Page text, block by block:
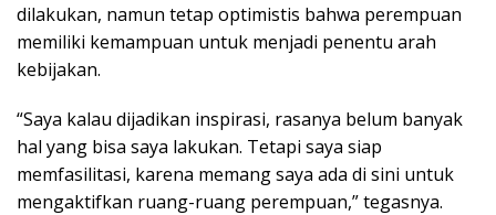
dilakukan, namun tetap optimistis bahwa perempuan
memiliki kemampuan untuk menjadi penentu arah
kebijakan.
“Saya kalau dijadikan inspirasi, rasanya belum banyak
hal yang bisa saya lakukan. Tetapi saya siap
memfasilitasi, karena memang saya ada di sini untuk
mengaktifkan ruang-ruang perempuan,” tegasnya.